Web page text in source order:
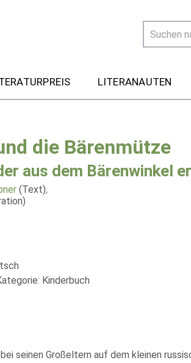
LITERANAUTEN
die Bärenmütze
aus dem Bärenwinkel
(Text),
Kinderbuch
seinen Großeltern auf dem kleinen